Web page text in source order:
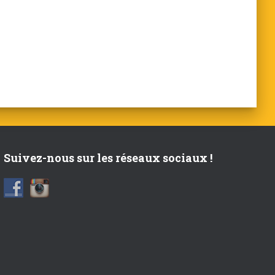
Suivez-nous sur les réseaux sociaux !